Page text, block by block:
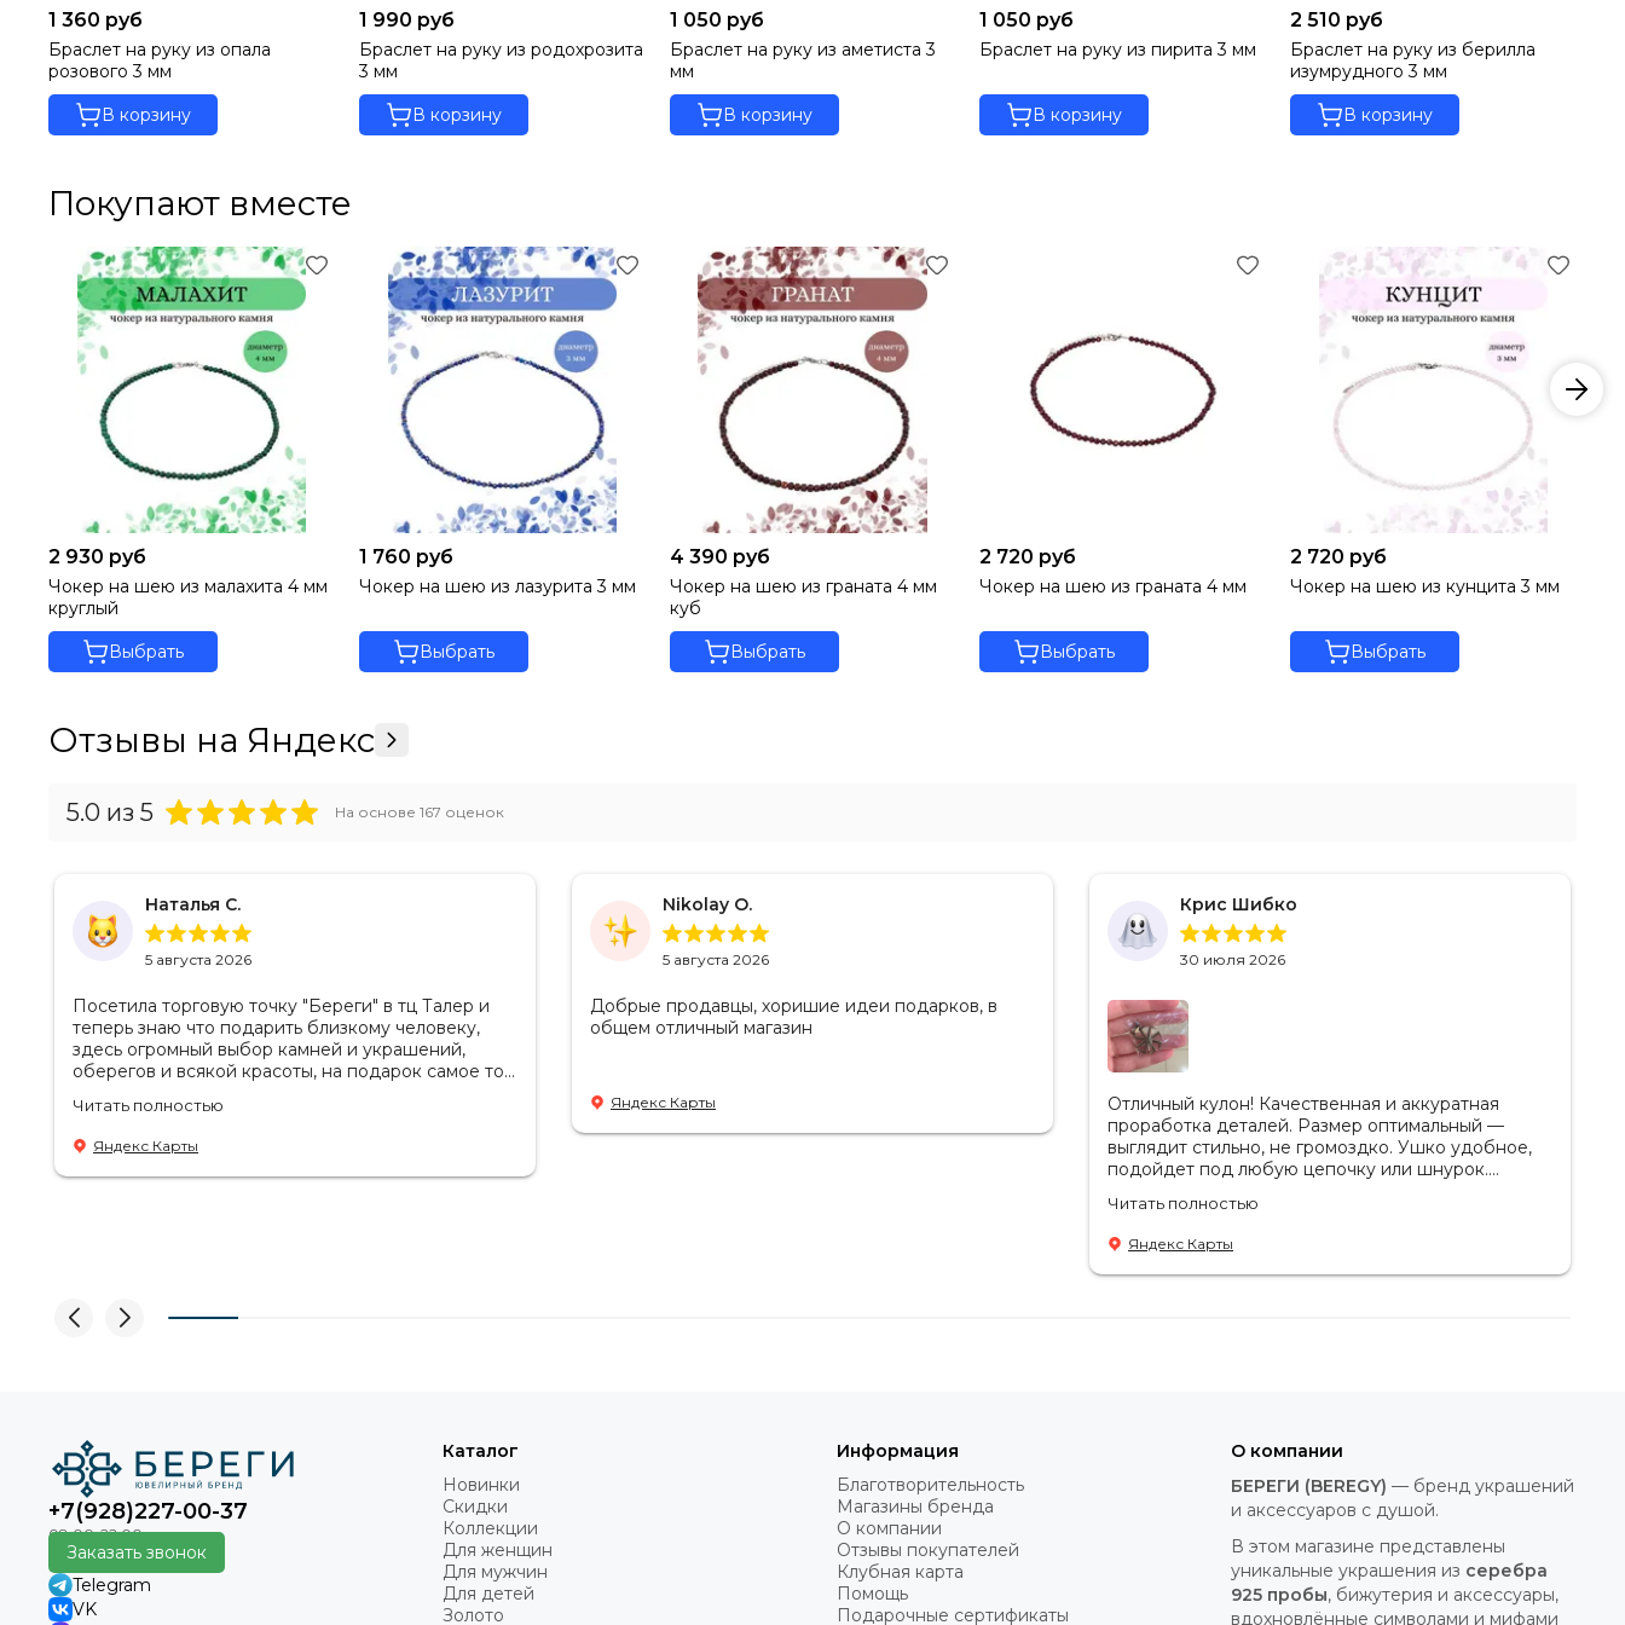
1 360 руб
Браслет на руку из опала
розового 3 мм
В корзину
1 990 руб
Браслет на руку из родохрозита
3 мм
В корзину
1 050 руб
Браслет на руку из аметиста 3
мм
В корзину
1 050 руб
Браслет на руку из пирита 3 мм
В корзину
2 510 руб
Браслет на руку из берилла
изумрудного 3 мм
В корзину
Покупают вместе
2 930 руб
Чокер на шею из малахита 4 мм
круглый
Выбрать
1 760 руб
Чокер на шею из лазурита 3 мм
Выбрать
4 390 руб
Чокер на шею из граната 4 мм
куб
Выбрать
2 720 руб
Чокер на шею из граната 4 мм
Выбрать
2 720 руб
Чокер на шею из кунцита 3 мм
Выбрать
Отзывы на Яндекс
5.0 из 5 На основе 167 оценок
Наталья С.
5 августа 2026
Посетила торговую точку "Береги" в тц Талер и
теперь знаю что подарить близкому человеку,
здесь огромный выбор камней и украшений,
оберегов и всякой красоты, на подарок самое то.
пользой! Продавцы-консультанты сориентируют,
дадут подсказки на что обратить внимание .
Приветливый персонал.
Читать полностью
Яндекс Карты
Nikolay O.
5 августа 2026
Добрые продавцы, хоришие идеи подарков, в
общем отличный магазин
Яндекс Карты
Крис Шибко
30 июля 2026
Отличный кулон! Качественная и аккуратная
проработка деталей. Размер оптимальный —
выглядит стильно, не громоздко. Ушко удобное,
подойдет под любую цепочку или шнурок.
Читать полностью
Яндекс Карты
+7(928)227-00-37
Заказать звонок
Telegram
VK
Каталог
Новинки
Скидки
Коллекции
Для женщин
Для мужчин
Для детей
Золото
Информация
Благотворительность
Магазины бренда
О компании
Отзывы покупателей
Клубная карта
Помощь
Подарочные сертификаты
О компании
БЕРЕГИ (BEREGY) — бренд украшений
и аксессуаров с душой.
В этом магазине представлены
уникальные украшения из серебра
925 пробы, бижутерия и аксессуары,
вдохновлённые символами и мифами